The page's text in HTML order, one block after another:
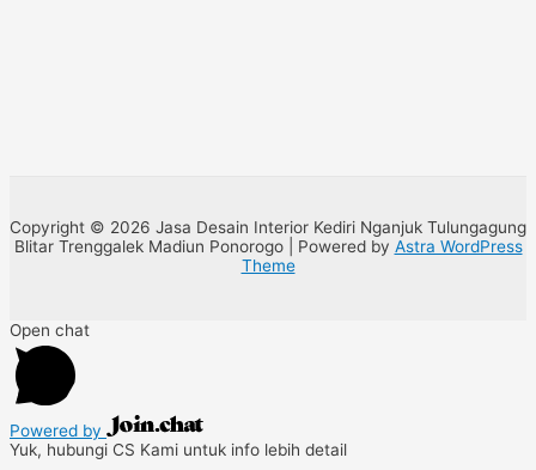
Copyright © 2026 Jasa Desain Interior Kediri Nganjuk Tulungagung
Blitar Trenggalek Madiun Ponorogo | Powered by Astra WordPress
Theme
Open chat
Powered by
Yuk, hubungi CS Kami untuk info lebih detail